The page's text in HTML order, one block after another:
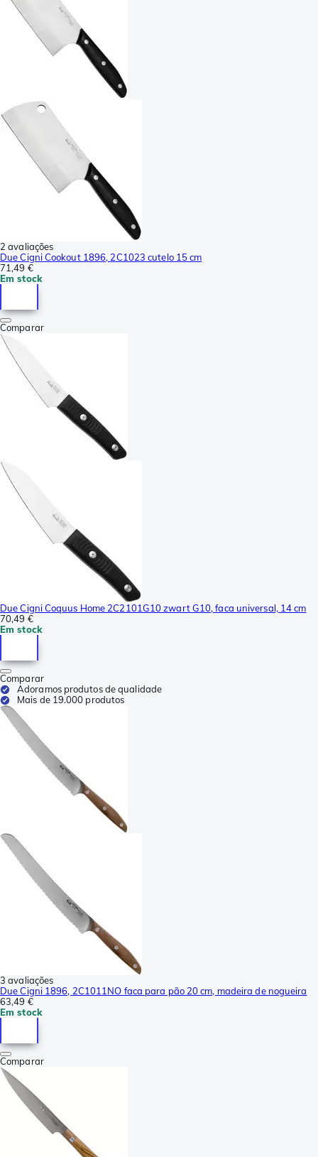
2 avaliações
Due Cigni Cookout 1896, 2C1023 cutelo 15 cm
71,49 €
Em stock
Comparar
Due Cigni Coquus Home 2C2101G10 zwart G10, faca universal, 14 cm
70,49 €
Em stock
Comparar
Adoramos produtos de qualidade
Mais de 19.000 produtos
3 avaliações
Due Cigni 1896, 2C1011NO faca para pão 20 cm, madeira de nogueira
63,49 €
Em stock
Comparar